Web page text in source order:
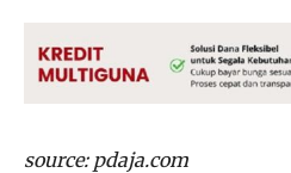
source: pdaja.com